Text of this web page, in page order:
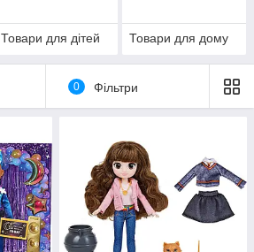
Товари для дітей Товари для дому
0 Фільтри